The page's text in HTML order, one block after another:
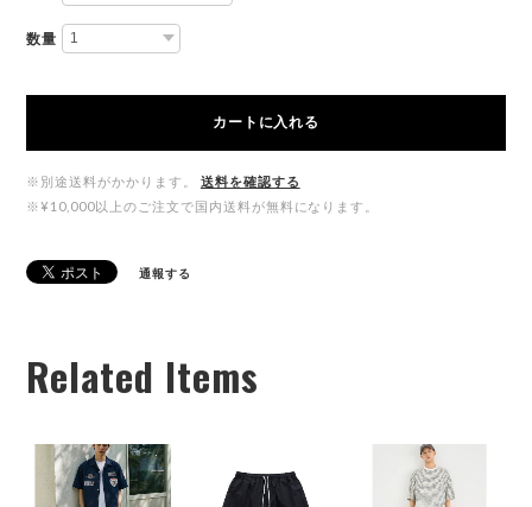
数量
カートに入れる
※別途送料がかかります。
送料を確認する
※¥10,000以上のご注文で国内送料が無料になります。
通報する
Related Items